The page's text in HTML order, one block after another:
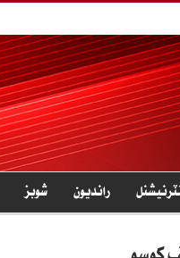
رانديون شوبز